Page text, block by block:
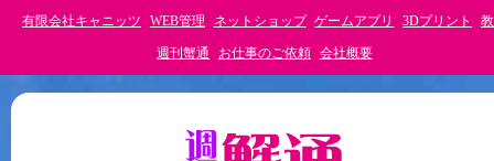
有限会社キャニッツ WEB管理 ネットショップ ゲームアプリ 3Dプリント
週刊蟹通 お仕事のご依頼 会社概要